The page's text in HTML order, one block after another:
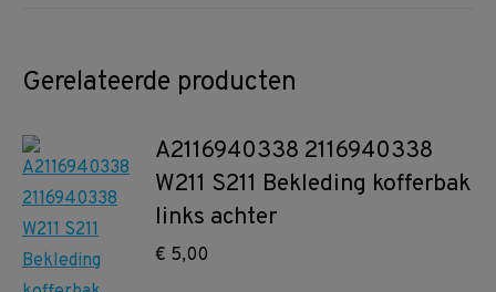
Gerelateerde producten
A2116940338 2116940338
W211 S211 Bekleding kofferbak
links achter
€ 5,00